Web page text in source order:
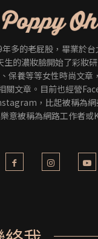
多的老屁股，畢業於
生的濃妝臉開始了彩妝
保養等等女性時尚文章
關文章。目前也經營
，比起被稱為網
意被稱為網路工作者或